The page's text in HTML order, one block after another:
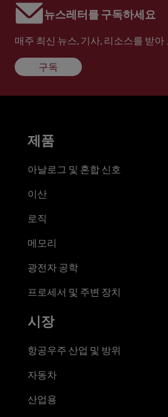
뉴스레터를 구독하세요
매주 최신 뉴스, 기사, 리소스를 받아
구독
제품
아날로그 및 혼합 신호
이산
로직
메모리
광전자 공학
프로세서 및 주변 장치
시장
항공우주 산업 및 방위
자동차
산업용